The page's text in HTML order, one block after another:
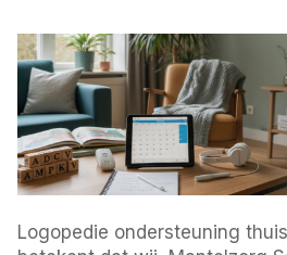
Logopedie ondersteuning